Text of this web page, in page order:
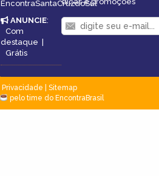
EncontraSantaCruzdoSul
ANUNCIE:
Com
destaque
Grátis
Privacidade
Sitemap
pelo time do EncontraBrasil